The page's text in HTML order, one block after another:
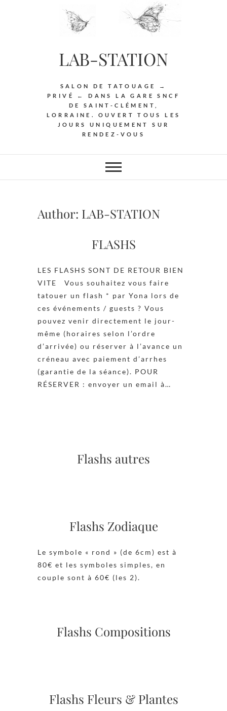
LAB-STATION
SALON DE TATOUAGE →
PRIVÉ ← DANS LA GARE SNCF
DE SAINT-CLÉMENT,
LORRAINE. OUVERT TOUS LES
JOURS UNIQUEMENT SUR
RENDEZ-VOUS
Author: LAB-STATION
FLASHS
LES FLASHS SONT DE RETOUR BIEN
VITE Vous souhaitez vous faire
tatouer un flash * par Yona lors de
ces événements / guests ? Vous
pouvez venir directement le jour-
même (horaires selon l’ordre
d’arrivée) ou réserver à l’avance un
créneau avec paiement d’arrhes
(garantie de la séance). POUR
RÉSERVER : envoyer un email à…
Flashs autres
Flashs Zodiaque
Le symbole « rond » (de 6cm) est à
80€ et les symboles simples, en
couple sont à 60€ (les 2).
Flashs Compositions
Flashs Fleurs & Plantes